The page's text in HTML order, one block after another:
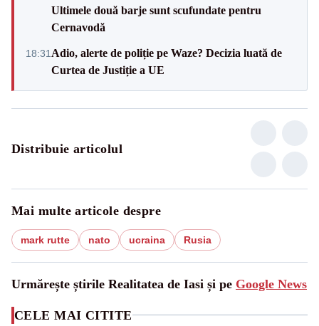
Ultimele două barje sunt scufundate pentru
Cernavodă
18:31 Adio, alerte de poliție pe Waze? Decizia luată de
Curtea de Justiție a UE
Distribuie articolul
Mai multe articole despre
mark rutte nato ucraina Rusia
Urmărește știrile Realitatea de Iasi și pe Google News
CELE MAI CITITE